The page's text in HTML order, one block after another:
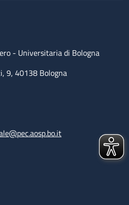
- Universitaria di Bologna
9, 40138 Bologna